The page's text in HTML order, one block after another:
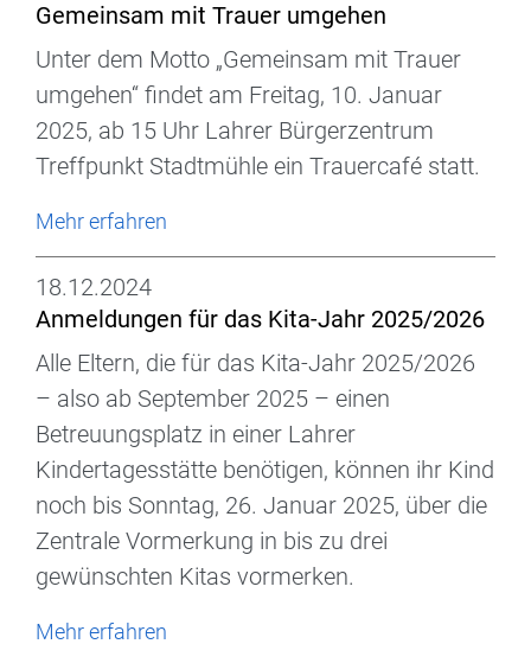
Gemeinsam mit Trauer umgehen
Unter dem Motto „Gemeinsam mit Trauer
umgehen“ findet am Freitag, 10. Januar
2025, ab 15 Uhr Lahrer Bürgerzentrum
Treffpunkt Stadtmühle ein Trauercafé statt.
Mehr erfahren
18.12.2024
Anmeldungen für das Kita-Jahr 2025/2026
Alle Eltern, die für das Kita-Jahr 2025/2026
– also ab September 2025 – einen
Betreuungsplatz in einer Lahrer
Kindertagesstätte benötigen, können ihr Kind
noch bis Sonntag, 26. Januar 2025, über die
Zentrale Vormerkung in bis zu drei
gewünschten Kitas vormerken.
Mehr erfahren